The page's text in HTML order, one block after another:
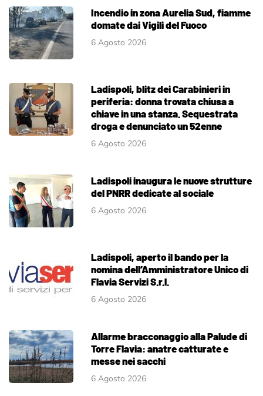
Incendio in zona Aurelia Sud, fiamme
domate dai Vigili del Fuoco
6 Agosto 2026
Ladispoli, blitz dei Carabinieri in
periferia: donna trovata chiusa a
chiave in una stanza. Sequestrata
droga e denunciato un 52enne
6 Agosto 2026
Ladispoli inaugura le nuove strutture
del PNRR dedicate al sociale
6 Agosto 2026
Ladispoli, aperto il bando per la
nomina dell’Amministratore Unico di
Flavia Servizi S.r.l.
6 Agosto 2026
Allarme bracconaggio alla Palude di
Torre Flavia: anatre catturate e
messe nei sacchi
6 Agosto 2026